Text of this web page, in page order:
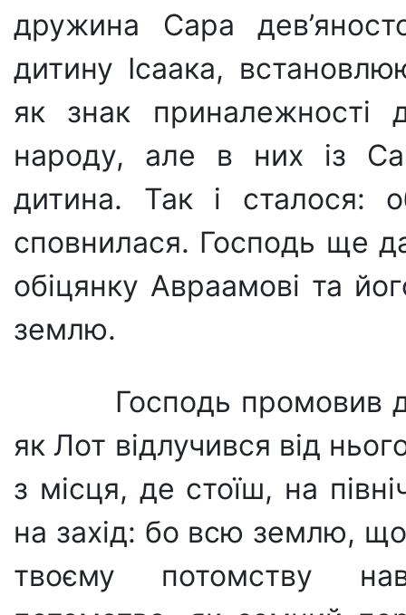
дружина Сара
дитину Ісаака,
як знак приналежності
народу, але в них із
дитина. Так і сталося:
сповнилася. Господь ще
обіцянку Авраамові та
землю.
Господь промовив
як Лот відлучився від
з місця, де стоїш, на
на захід: бо всю землю, що
твоєму потомству